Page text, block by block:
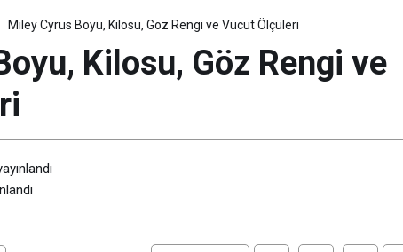
Miley Cyrus Boyu, Kilosu, Göz Rengi ve Vücut Ölçüleri
Kilosu, Göz Rengi ve